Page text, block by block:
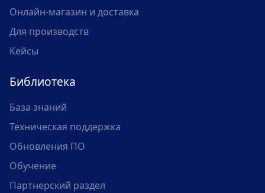
Онлайн-магазин и доставка
Для производств
Кейсы
Библиотека
База знаний
Техническая поддержка
Обновления ПО
Обучение
Партнерский раздел